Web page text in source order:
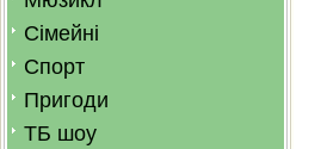
Сімейні
Спорт
Пригоди
ТБ шоу